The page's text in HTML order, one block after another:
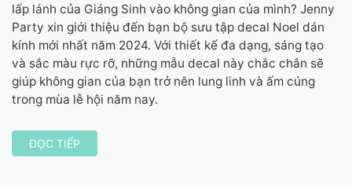
lấp lánh của Giáng Sinh vào không gian của mình? Jenny
Party xin giới thiệu đến bạn bộ sưu tập decal Noel dán
kính mới nhất năm 2024. Với thiết kế đa dạng, sáng tạo
và sắc màu rực rỡ, những mẫu decal này chắc chắn sẽ
giúp không gian của bạn trở nên lung linh và ấm cúng
trong mùa lễ hội năm nay.
ĐỌC TIẾP